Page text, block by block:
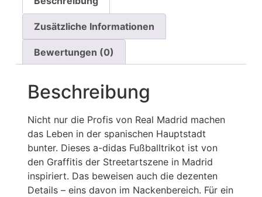
Zusätzliche Informationen
Bewertungen (0)
Beschreibung
Nicht nur die Profis von Real Madrid machen
das Leben in der spanischen Hauptstadt
bunter. Dieses a-didas Fußballtrikot ist von
den Graffitis der Streetartszene in Madrid
inspiriert. Das beweisen auch die dezenten
Details – eins davon im Nackenbereich. Für ein